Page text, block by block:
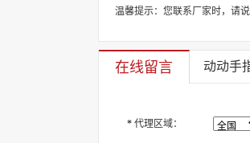
温馨提示：您联系厂家时，请
在线留言 动动手
* 代理区域：